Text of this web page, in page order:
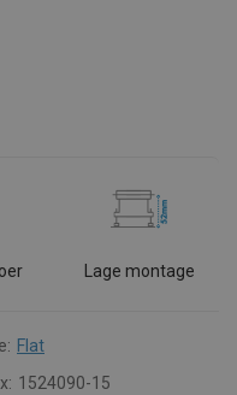
Lage montage
Flat
1524090-15